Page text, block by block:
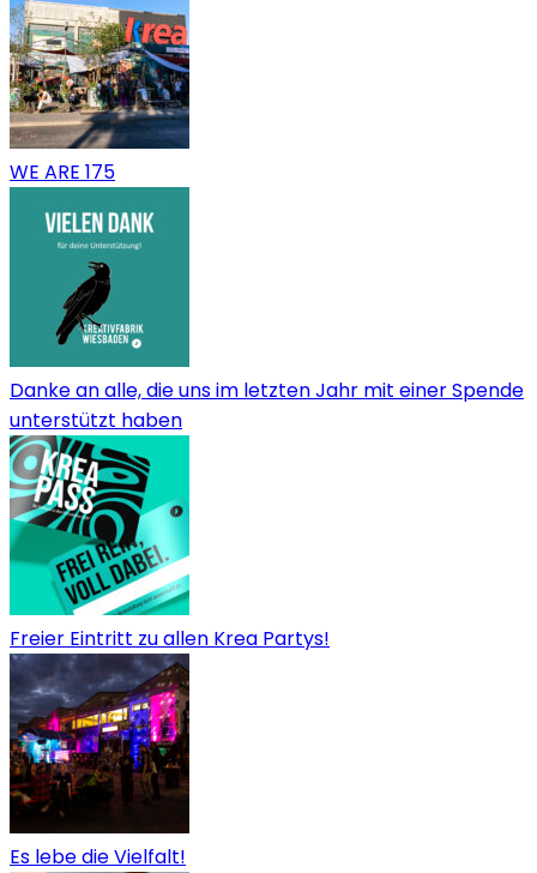
WE ARE 175
Danke an alle, die uns im letzten Jahr mit einer Spende
unterstützt haben
Freier Eintritt zu allen Krea Partys!
Es lebe die Vielfalt!